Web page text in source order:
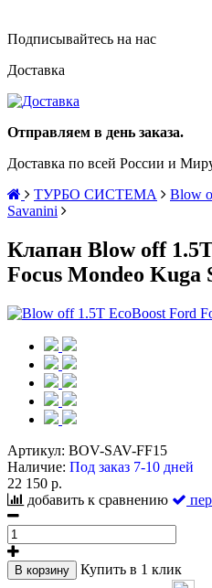
Подписывайтесь на нас
Доставка
Отправляем в день заказа.
Доставка по всей России и
ТУРБО СИСТЕМА
Blow
Savanini
Клапан Blow off
Focus Mondeo Kuga
Артикул: BOV-SAV-FF15
Наличие: Под заказ 7-10 дней
22 150 р.
добавить к сравнению
В корзину
Купить в 1 клик